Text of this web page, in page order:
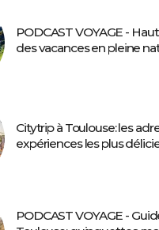
PODCAST VOYAGE -
des vacances en pleine
Citytrip à Toulouse: les
expériences les plus
PODCAST VOYAGE -